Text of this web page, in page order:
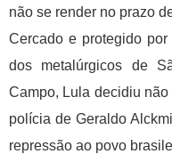
não se render no prazo
Cercado e protegido
dos metalúrgicos de
Campo, Lula decidiu
polícia de Geraldo
repressão ao povo